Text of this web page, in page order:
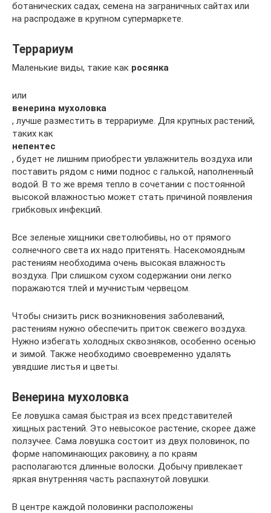
ботанических садах, семена на заграничных сайтах или
на распродаже в крупном супермаркете.
Террариум
Маленькие виды, такие как росянка
или
венерина мухоловка
, лучше разместить в террариуме. Для крупных растений,
таких как
непентес
, будет не лишним приобрести увлажнитель воздуха или
поставить рядом с ними поднос с галькой, наполненный
водой. В то же время тепло в сочетании с постоянной
высокой влажностью может стать причиной появления
грибковых инфекций.
Все зеленые хищники светолюбивы, но от прямого
солнечного света их надо притенять. Насекомоядным
растениям необходима очень высокая влажность
воздуха. При слишком сухом содержании они легко
поражаются тлей и мучнистым червецом.
Чтобы снизить риск возникновения заболеваний,
растениям нужно обеспечить приток свежего воздуха.
Нужно избегать холодных сквозняков, особенно осенью
и зимой. Также необходимо своевременно удалять
увядшие листья и цветы.
Венерина мухоловка
Ее ловушка самая быстрая из всех представителей
хищных растений. Это невысокое растение, скорее даже
ползучее. Сама ловушка состоит из двух половинок, по
форме напоминающих раковину, а по краям
располагаются длинные волоски. Добычу привлекает
яркая внутренняя часть распахнутой ловушки.
В центре каждой половинки расположены